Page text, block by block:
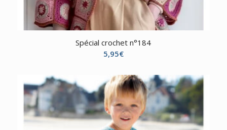
Spécial crochet n°184
5,95€